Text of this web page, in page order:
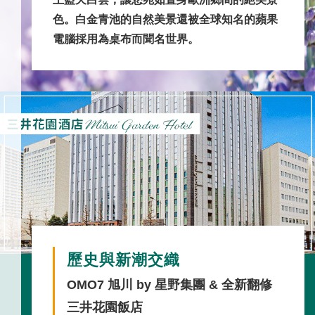
色。白金青池的自然美景還被全球知名的蘋果
電腦採用為桌布而聞名世界。
歷史與新潮交織
OMO7 旭川 by 星野集團 & 全新翻修
三井花園飯店